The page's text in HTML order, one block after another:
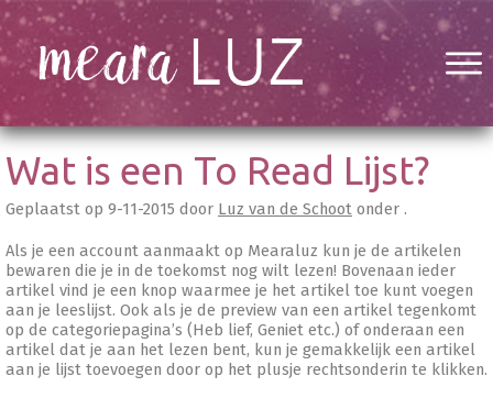
Wat is een To Read Lijst?
Geplaatst op 9-11-2015 door Luz van de Schoot onder .
Als je een account aanmaakt op Mearaluz kun je de artikelen
bewaren die je in de toekomst nog wilt lezen! Bovenaan ieder
artikel vind je een knop waarmee je het artikel toe kunt voegen
aan je leeslijst. Ook als je de preview van een artikel tegenkomt
op de categoriepagina’s (Heb lief, Geniet etc.) of onderaan een
artikel dat je aan het lezen bent, kun je gemakkelijk een artikel
aan je lijst toevoegen door op het plusje rechtsonderin te klikken.